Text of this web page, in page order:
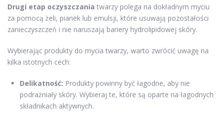
Drugi etap oczyszczania twarzy polega na dokładnym myciu
za pomocą żeli, pianek lub emulsji, które usuwają pozostałości
zanieczyszczeń i nie naruszają bariery hydrolipidowej skóry.
Wybierając produkty do mycia twarzy, warto zwrócić uwagę na
kilka istotnych cech:
Delikatność: Produkty powinny być łagodne, aby nie
podrażniały skóry. Wybieraj te, które są oparte na łagodnych
składnikach aktywnych.